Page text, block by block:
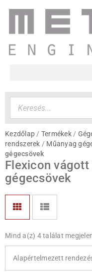
Kezdőlap / Termékek/
rendszerek / Műanyag
gégecsövek
Flexicon
gégecsövek
Mind a(z) 4 találat
Alapértelmezett